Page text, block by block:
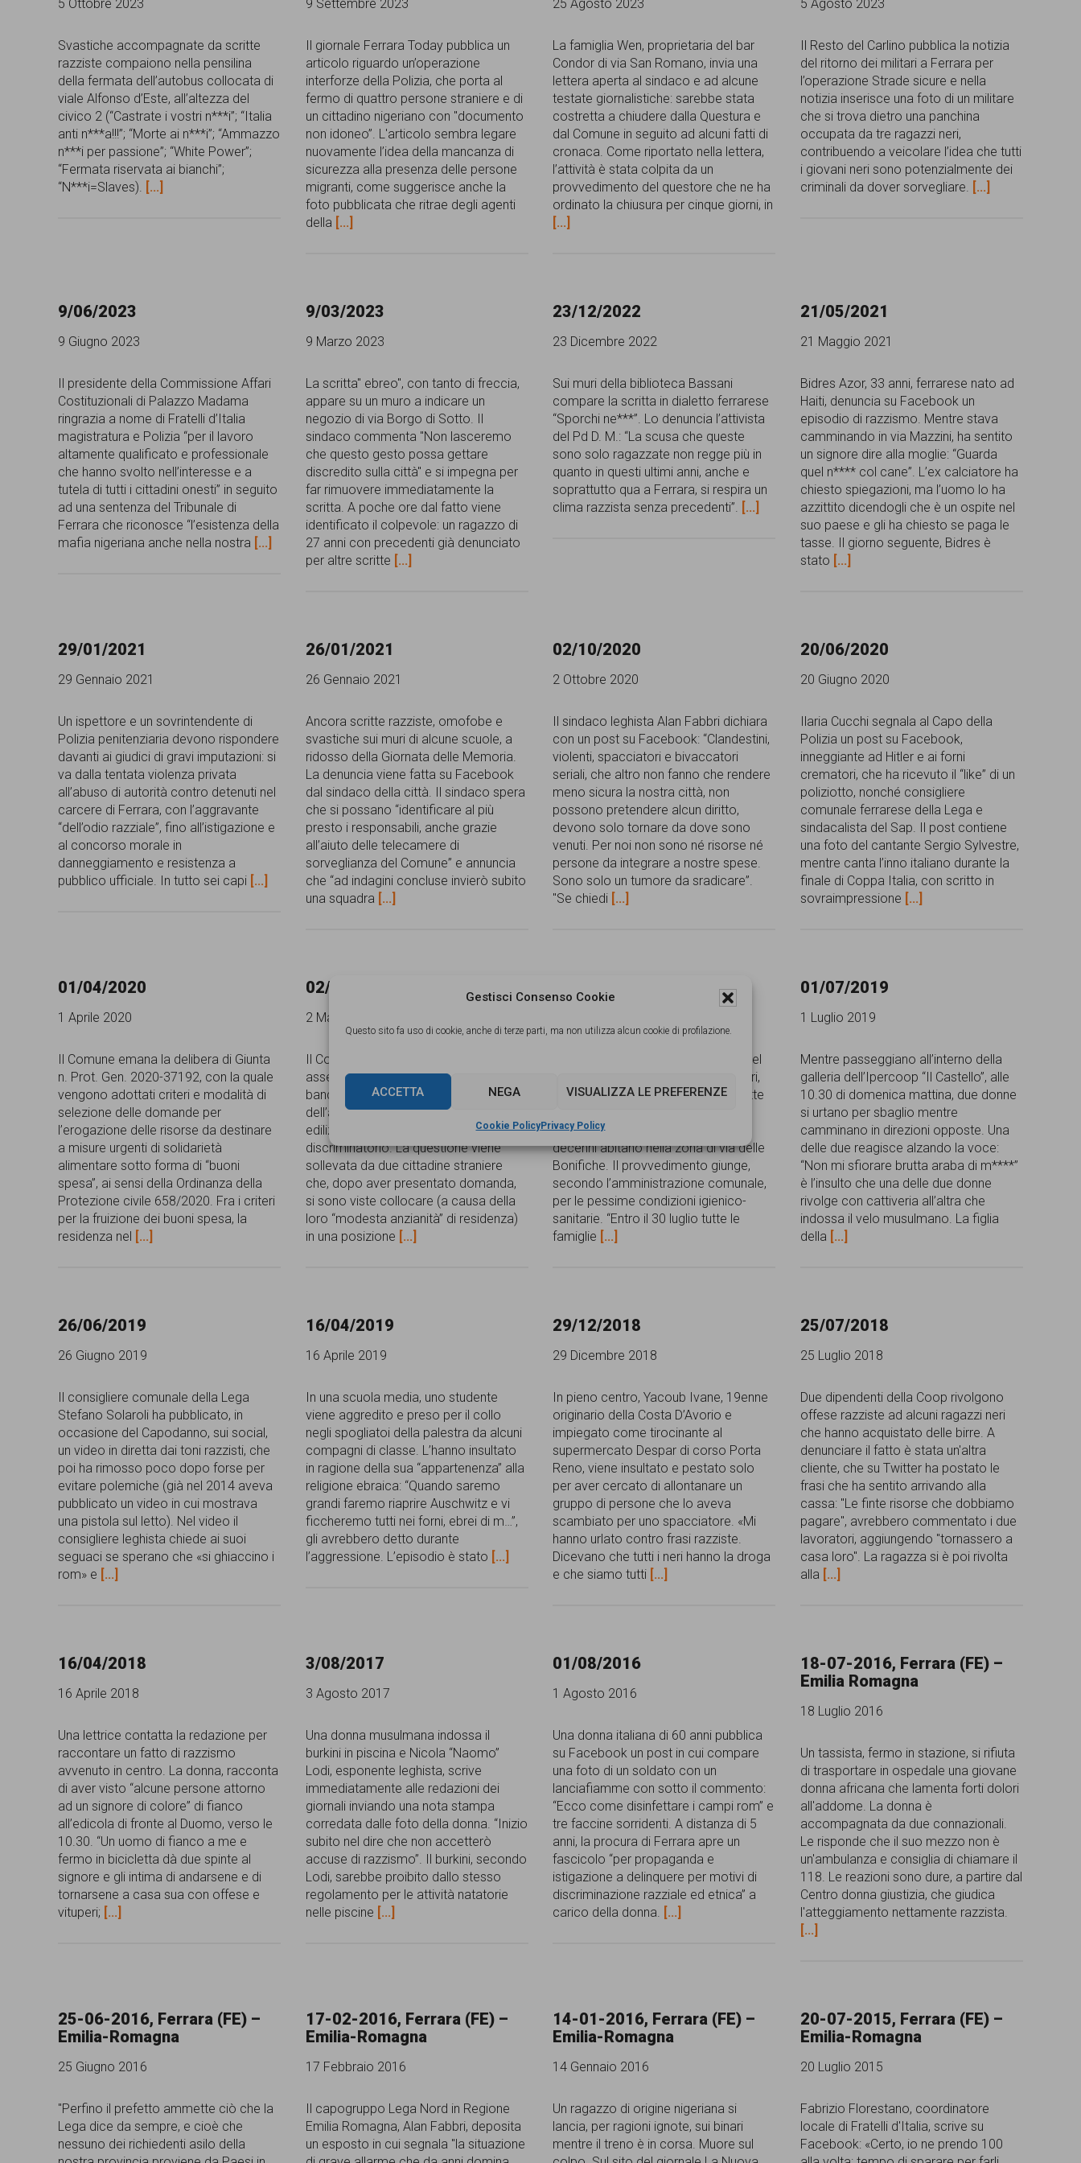
Gestisci Consenso Cookie
Questo sito fa uso di cookie, anche di terze parti, ma non utilizza alcun cookie di profilazione.
ACCETTA NEGA VISUALIZZA LE PREFERENZE
Cookie PolicyPrivacy Policy
associazioni
e
movimenti
che
si
battono
e
la
garanzia
dei
diritti
di
cittadinanza
per
tutti.
5 Ottobre 2023
Svastiche accompagnate da scritte
razziste compaiono nella pensilina
della fermata dell’autobus collocata di
viale Alfonso d’Este, all’altezza del
civico 2 (“Castrate i vostri n***i”; “Italia
anti n***a!!!”; “Morte ai n***i”; “Ammazzo
n***i per passione”; “White Power”;
“Fermata riservata ai bianchi”;
“N***i=Slaves). [...]
9 Settembre 2023
Il giornale Ferrara Today pubblica un
articolo riguardo un’operazione
interforze della Polizia, che porta al
fermo di quattro persone straniere e di
un cittadino nigeriano con "documento
non idoneo”. L'articolo sembra legare
nuovamente l’idea della mancanza di
sicurezza alla presenza delle persone
migranti, come suggerisce anche la
foto pubblicata che ritrae degli agenti
della [...]
25 Agosto 2023
La famiglia Wen, proprietaria del bar
Condor di via San Romano, invia una
lettera aperta al sindaco e ad alcune
testate giornalistiche: sarebbe stata
costretta a chiudere dalla Questura e
dal Comune in seguito ad alcuni fatti di
cronaca. Come riportato nella lettera,
l’attività è stata colpita da un
provvedimento del questore che ne ha
ordinato la chiusura per cinque giorni, in
[...]
5 Agosto 2023
Il Resto del Carlino pubblica la notizia
del ritorno dei militari a Ferrara per
l’operazione Strade sicure e nella
notizia inserisce una foto di un militare
che si trova dietro una panchina
occupata da tre ragazzi neri,
contribuendo a veicolare l’idea che tutti
i giovani neri sono potenzialmente dei
criminali da dover sorvegliare. [...]
9/06/2023
9 Giugno 2023
Il presidente della Commissione Affari
Costituzionali di Palazzo Madama
ringrazia a nome di Fratelli d’Italia
magistratura e Polizia “per il lavoro
altamente qualificato e professionale
che hanno svolto nell’interesse e a
tutela di tutti i cittadini onesti” in seguito
ad una sentenza del Tribunale di
Ferrara che riconosce “l’esistenza della
mafia nigeriana anche nella nostra [...]
9/03/2023
9 Marzo 2023
La scritta" ebreo", con tanto di freccia,
appare su un muro a indicare un
negozio di via Borgo di Sotto. Il
sindaco commenta "Non lasceremo
che questo gesto possa gettare
discredito sulla città" e si impegna per
far rimuovere immediatamente la
scritta. A poche ore dal fatto viene
identificato il colpevole: un ragazzo di
27 anni con precedenti già denunciato
per altre scritte [...]
23/12/2022
23 Dicembre 2022
Sui muri della biblioteca Bassani
compare la scritta in dialetto ferrarese
“Sporchi ne***”. Lo denuncia l’attivista
del Pd D. M.: “La scusa che queste
sono solo ragazzate non regge più in
quanto in questi ultimi anni, anche e
soprattutto qua a Ferrara, si respira un
clima razzista senza precedenti”. [...]
21/05/2021
21 Maggio 2021
Bidres Azor, 33 anni, ferrarese nato ad
Haiti, denuncia su Facebook un
episodio di razzismo. Mentre stava
camminando in via Mazzini, ha sentito
un signore dire alla moglie: “Guarda
quel n**** col cane”. L’ex calciatore ha
chiesto spiegazioni, ma l’uomo lo ha
azzittito dicendogli che è un ospite nel
suo paese e gli ha chiesto se paga le
tasse. Il giorno seguente, Bidres è
stato [...]
29/01/2021
29 Gennaio 2021
Un ispettore e un sovrintendente di
Polizia penitenziaria devono rispondere
davanti ai giudici di gravi imputazioni: si
va dalla tentata violenza privata
all’abuso di autorità contro detenuti nel
carcere di Ferrara, con l’aggravante
“dell’odio razziale”, fino all’istigazione e
al concorso morale in
danneggiamento e resistenza a
pubblico ufficiale. In tutto sei capi [...]
26/01/2021
26 Gennaio 2021
Ancora scritte razziste, omofobe e
svastiche sui muri di alcune scuole, a
ridosso della Giornata delle Memoria.
La denuncia viene fatta su Facebook
dal sindaco della città. Il sindaco spera
che si possano “identificare al più
presto i responsabili, anche grazie
all’aiuto delle telecamere di
sorveglianza del Comune” e annuncia
che “ad indagini concluse invierò subito
una squadra [...]
02/10/2020
2 Ottobre 2020
Il sindaco leghista Alan Fabbri dichiara
con un post su Facebook: “Clandestini,
violenti, spacciatori e bivaccatori
seriali, che altro non fanno che rendere
meno sicura la nostra città, non
possono pretendere alcun diritto,
devono solo tornare da dove sono
venuti. Per noi non sono né risorse né
persone da integrare a nostre spese.
Sono solo un tumore da sradicare”.
"Se chiedi [...]
20/06/2020
20 Giugno 2020
Ilaria Cucchi segnala al Capo della
Polizia un post su Facebook,
inneggiante ad Hitler e ai forni
crematori, che ha ricevuto il “like” di un
poliziotto, nonché consigliere
comunale ferrarese della Lega e
sindacalista del Sap. Il post contiene
una foto del cantante Sergio Sylvestre,
mentre canta l’inno italiano durante la
finale di Coppa Italia, con scritto in
sovraimpressione [...]
01/04/2020
1 Aprile 2020
Il Comune emana la delibera di Giunta
n. Prot. Gen. 2020-37192, con la quale
vengono adottati criteri e modalità di
selezione delle domande per
l’erogazione delle risorse da destinare
a misure urgenti di solidarietà
alimentare sotto forma di “buoni
spesa”, ai sensi della Ordinanza della
Protezione civile 658/2020. Fra i criteri
per la fruizione dei buoni spesa, la
residenza nel [...]
02/03/2020
2 Marzo 2020
Il Comune adotta il “Regolamento di
assegnazione degli alloggi ERP”. Il
bando che ne segue, ai fini
dell’assegnazione degli alloggi di
edilizia economica popolare, si rivela
discriminatorio. La questione viene
sollevata da due cittadine straniere
che, dopo aver presentato domanda,
si sono viste collocare (a causa della
loro “modesta anzianità” di residenza)
in una posizione [...]
25/07/2019
A solo un mese dall'insediamento del
centrodestra, guidato da Alan Fabbri,
esponente leghista, il comune emette
alcuni nuclei familiari rom che da
decenni abitano nella zona di via delle
Bonifiche. Il provvedimento giunge,
secondo l’amministrazione comunale,
per le pessime condizioni igienico-
sanitarie. “Entro il 30 luglio tutte le
famiglie [...]
01/07/2019
1 Luglio 2019
Mentre passeggiano all’interno della
galleria dell’Ipercoop “Il Castello”, alle
10.30 di domenica mattina, due donne
si urtano per sbaglio mentre
camminano in direzioni opposte. Una
delle due reagisce alzando la voce:
“Non mi sfiorare brutta araba di m****”
è l’insulto che una delle due donne
rivolge con cattiveria all’altra che
indossa il velo musulmano. La figlia
della [...]
26/06/2019
26 Giugno 2019
Il consigliere comunale della Lega
Stefano Solaroli ha pubblicato, in
occasione del Capodanno, sui social,
un video in diretta dai toni razzisti, che
poi ha rimosso poco dopo forse per
evitare polemiche (già nel 2014 aveva
pubblicato un video in cui mostrava
una pistola sul letto). Nel video il
consigliere leghista chiede ai suoi
seguaci se sperano che «si ghiaccino i
rom» e [...]
16/04/2019
16 Aprile 2019
In una scuola media, uno studente
viene aggredito e preso per il collo
negli spogliatoi della palestra da alcuni
compagni di classe. L’hanno insultato
in ragione della sua “appartenenza” alla
religione ebraica: “Quando saremo
grandi faremo riaprire Auschwitz e vi
ficcheremo tutti nei forni, ebrei di m…”,
gli avrebbero detto durante
l’aggressione. L’episodio è stato [...]
29/12/2018
29 Dicembre 2018
In pieno centro, Yacoub Ivane, 19enne
originario della Costa D’Avorio e
impiegato come tirocinante al
supermercato Despar di corso Porta
Reno, viene insultato e pestato solo
per aver cercato di allontanare un
gruppo di persone che lo aveva
scambiato per uno spacciatore. «Mi
hanno urlato contro frasi razziste.
Dicevano che tutti i neri hanno la droga
e che siamo tutti [...]
25/07/2018
25 Luglio 2018
Due dipendenti della Coop rivolgono
offese razziste ad alcuni ragazzi neri
che hanno acquistato delle birre. A
denunciare il fatto è stata un'altra
cliente, che su Twitter ha postato le
frasi che ha sentito arrivando alla
cassa: "Le finte risorse che dobbiamo
pagare", avrebbero commentato i due
lavoratori, aggiungendo "tornassero a
casa loro". La ragazza si è poi rivolta
alla [...]
16/04/2018
16 Aprile 2018
Una lettrice contatta la redazione per
raccontare un fatto di razzismo
avvenuto in centro. La donna, racconta
di aver visto “alcune persone attorno
ad un signore di colore” di fianco
all’edicola di fronte al Duomo, verso le
10.30. “Un uomo di fianco a me e
fermo in bicicletta dà due spinte al
signore e gli intima di andarsene e di
tornarsene a casa sua con offese e
vituperi; [...]
3/08/2017
3 Agosto 2017
Una donna musulmana indossa il
burkini in piscina e Nicola “Naomo”
Lodi, esponente leghista, scrive
immediatamente alle redazioni dei
giornali inviando una nota stampa
corredata dalle foto della donna. “Inizio
subito nel dire che non accetterò
accuse di razzismo”. Il burkini, secondo
Lodi, sarebbe proibito dallo stesso
regolamento per le attività natatorie
nelle piscine [...]
01/08/2016
1 Agosto 2016
Una donna italiana di 60 anni pubblica
su Facebook un post in cui compare
una foto di un soldato con un
lanciafiamme con sotto il commento:
“Ecco come disinfettare i campi rom” e
tre faccine sorridenti. A distanza di 5
anni, la procura di Ferrara apre un
fascicolo “per propaganda e
istigazione a delinquere per motivi di
discriminazione razziale ed etnica” a
carico della donna. [...]
18-07-2016, Ferrara (FE) –
Emilia Romagna
18 Luglio 2016
Un tassista, fermo in stazione, si rifiuta
di trasportare in ospedale una giovane
donna africana che lamenta forti dolori
all'addome. La donna è
accompagnata da due connazionali.
Le risponde che il suo mezzo non è
un'ambulanza e consiglia di chiamare il
118. Le reazioni sono dure, a partire dal
Centro donna giustizia, che giudica
l'atteggiamento nettamente razzista.
[...]
25-06-2016, Ferrara (FE) –
Emilia-Romagna
25 Giugno 2016
"Perfino il prefetto ammette ciò che la
Lega dice da sempre, e cioè che
nessuno dei richiedenti asilo della
17-02-2016, Ferrara (FE) –
Emilia-Romagna
17 Febbraio 2016
Il capogruppo Lega Nord in Regione
Emilia Romagna, Alan Fabbri, deposita
un esposto in cui segnala "la situazione
14-01-2016, Ferrara (FE) –
Emilia-Romagna
14 Gennaio 2016
Un ragazzo di origine nigeriana si
lancia, per ragioni ignote, sui binari
mentre il treno è in corsa. Muore sul
20-07-2015, Ferrara (FE) –
Emilia-Romagna
20 Luglio 2015
Fabrizio Florestano, coordinatore
locale di Fratelli d'Italia, scrive su
Facebook: «Certo, io ne prendo 100